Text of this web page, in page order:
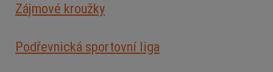
Zájmové kroužky
Podřevnická sportovní liga